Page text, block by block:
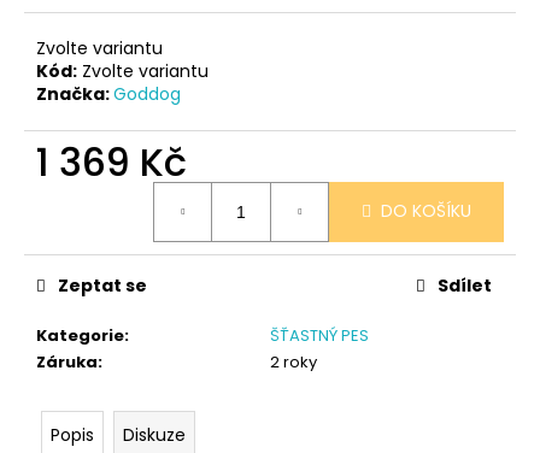
Zvolte variantu
Kód: Zvolte variantu
Značka:Goddog
1 369 Kč
DO KOŠÍKU
Kategorie:
ŠŤASTNÝ PES
Záruka: 2 roky
Zeptat se Sdílet
Popis Diskuze
o
u
č
u
PONOŽKY
36-
41
Kč